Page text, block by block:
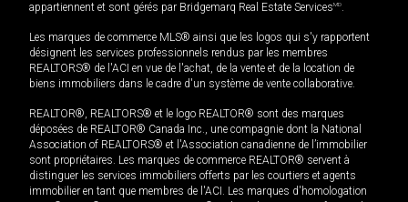
appartiennent et sont gérés par Bridgemarq Real Estate ServicesMD.
Les marques de commerce MLS® ainsi que les logos qui s'y rapportent
désignent les services professionnels rendus par les membres
REALTORS® de l'ACI en vue de l'achat, de la vente et de la location de
biens immobiliers dans le cadre d'un système de vente collaborative.
REALTOR®, REALTORS® et le logo REALTOR® sont des marques
déposées de REALTOR® Canada Inc., une compagnie dont la National
Association of REALTORS® et l'Association canadienne de l’immobilier
sont propriétaires. Les marques de commerce REALTOR® servent à
distinguer les services immobiliers offerts par les courtiers et agents
immobilier en tant que membres de l'ACI. Les marques d'homologation